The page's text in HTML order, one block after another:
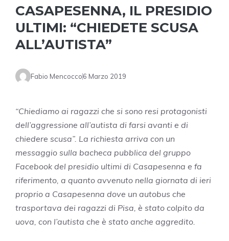
CASAPESENNA, IL PRESIDIO
ULTIMI: “CHIEDETE SCUSA
ALL’AUTISTA”
Fabio Mencocco6 Marzo 2019
“Chiediamo ai ragazzi che si sono resi protagonisti
dell’aggressione all’autista di farsi avanti e di
chiedere scusa”. La richiesta arriva con un
messaggio sulla bacheca pubblica del gruppo
Facebook del presidio ultimi di Casapesenna e fa
riferimento, a quanto avvenuto nella giornata di ieri
proprio a Casapesenna dove un autobus che
trasportava dei ragazzi di Pisa, è stato colpito da
uova, con l’autista che è stato anche aggredito.